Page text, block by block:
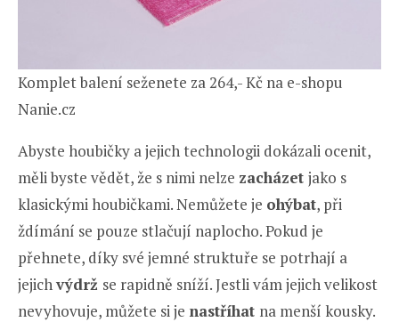
Komplet balení seženete za 264,- Kč na e-shopu
Nanie.cz
Abyste houbičky a jejich technologii dokázali ocenit,
měli byste vědět, že s nimi nelze zacházet jako s
klasickými houbičkami. Nemůžete je ohýbat, při
ždímání se pouze stlačují naplocho. Pokud je
přehnete, díky své jemné struktuře se potrhají a
jejichvýdrž se rapidně sníží. Jestli vám jejich velikost
nevyhovuje, můžete si je nastříhat na menší kousky.